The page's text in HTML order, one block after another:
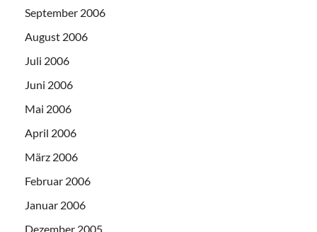
September 2006
August 2006
Juli 2006
Juni 2006
Mai 2006
April 2006
März 2006
Februar 2006
Januar 2006
Dezember 2005